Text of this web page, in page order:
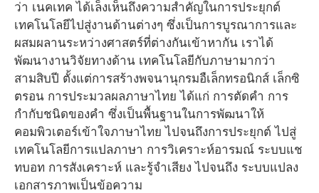
ว่า เนคเทค ได้เล็งเห็นถึงความสำคัญในการประยุกต์
เทคโนโลยีไปสู่งานด้านต่างๆ ซึ่งเป็นการบูรณาการและ
ผสมผลานระหว่างศาสตร์ที่ต่างกันเข้าหากัน เราได้
พัฒนางานวิจัยทางด้าน เทคโนโลยีกับภาษามากว่า
สามสิบปี ตั้งแต่การสร้างพจนานุกรมอืเล็กทรอนิกส์ เล็กซิ
ตรอน การประมวลผลภาษาไทย ได้แก่ การตัดคำ การ
กำกับชนิดของคำ ซึ่งเป็นพื้นฐานในการพัฒนาให้
คอมพิวเตอร์เข้าใจภาษาไทย ไปจนถึงการประยุกต์ ไปสู่
เทคโนโลยีการแปลภาษา การวิเคราะห์อารมณ์ ระบบแช
ทบอท การสังเคราะห์ และรู้จำเสียง ไปจนถึง ระบบแปลง
เอกสารภาพเป็นข้อความ